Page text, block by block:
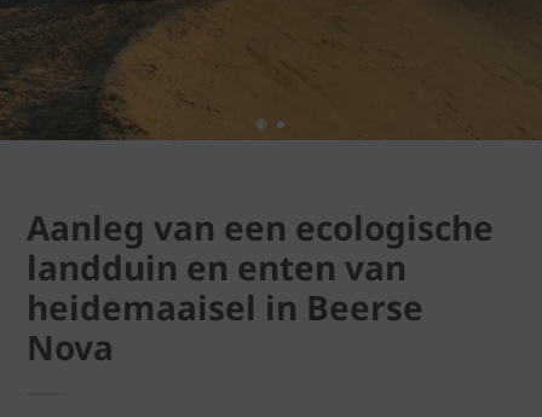
Aanleg van een ecologische
landduin en enten van
heidemaaisel in Beerse
Nova